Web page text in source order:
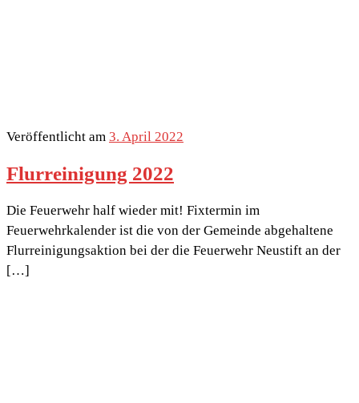
Veröffentlicht am 3. April 2022
Flurreinigung 2022
Die Feuerwehr half wieder mit! Fixtermin im
Feuerwehrkalender ist die von der Gemeinde abgehaltene
Flurreinigungsaktion bei der die Feuerwehr Neustift an der
[…]